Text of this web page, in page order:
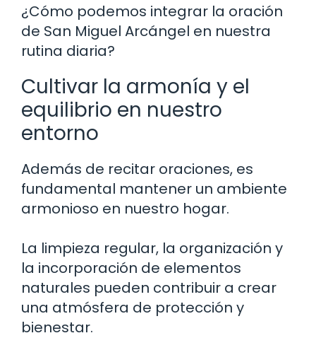
¿Cómo podemos integrar la oración
de San Miguel Arcángel en nuestra
rutina diaria?
Cultivar la armonía y el
equilibrio en nuestro
entorno
Además de recitar oraciones, es
fundamental mantener un ambiente
armonioso en nuestro hogar.
La limpieza regular, la organización y
la incorporación de elementos
naturales pueden contribuir a crear
una atmósfera de protección y
bienestar.